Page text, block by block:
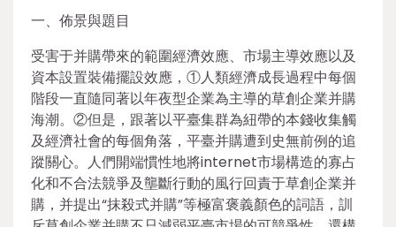
一、佈景與題目
受害于并購帶來的範圍經濟效應、市場主導效應以及
資本設置裝備擺設效應，①人類經濟成長過程中每個
階段一直隨同著以年夜型企業為主導的草創企業并購
海潮。②但是，跟著以平臺集群為紐帶的本錢收集觸
及經濟社會的每個角落，平臺并購遭到史無前例的追
蹤關心。人們開端慣性地將internet市場構造的寡占
化和不合法競爭及壟斷行動的風行回責于草創企業并
購，并提出“抹殺式并購”等極富褒義顏色的詞語，訓